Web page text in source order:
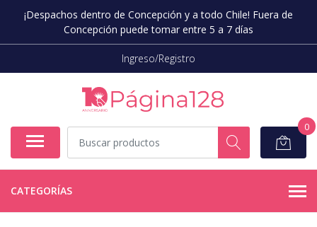
¡Despachos dentro de Concepción y a todo Chile! Fuera de
Concepción puede tomar entre 5 a 7 días
Ingreso/Registro
0
CATEGORÍAS